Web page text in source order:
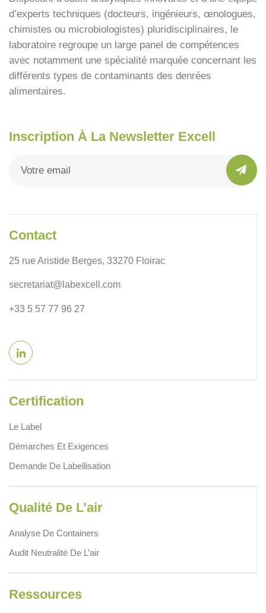
d’experts techniques (docteurs, ingénieurs, œnologues,
chimistes ou microbiologistes) pluridisciplinaires, le
laboratoire regroupe un large panel de compétences
avec notamment une spécialité marquée concernant les
différents types de contaminants des denrées
alimentaires.
Inscription À La Newsletter Excell
Contact
25 rue Aristide Berges, 33270 Floirac
secretariat@labexcell.com
+33 5 57 77 96 27
Certification
Le Label
Démarches Et Exigences
Demande De Labellisation
Qualité De L’air
Analyse De Containers
Audit Neutralité De L’air
Ressources